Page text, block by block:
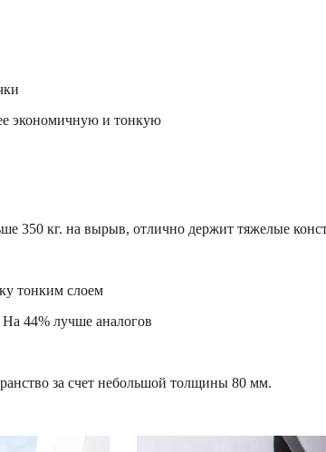
экономичную и тонкую
350 кг. на вырыв, отлично держит тяжелые
тонким слоем
44% лучше аналогов
за счет небольшой толщины 80 мм.